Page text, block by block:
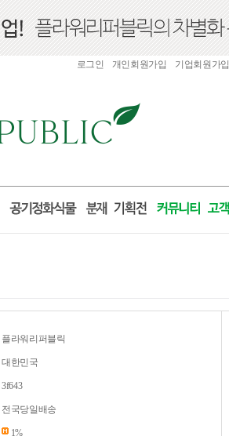
로그인 개인회원가입 기업회원가입
플라워리퍼블릭
대한민국
3f643
전국당일배송
1%